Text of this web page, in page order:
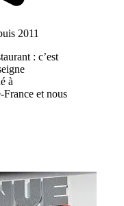
2011
: c’est
à
et nous